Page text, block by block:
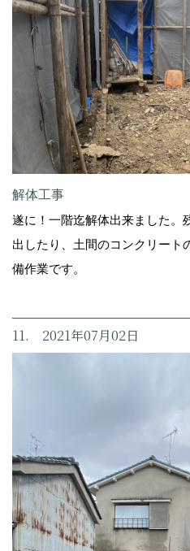
解体工事
遂に！一階迄解体出来ました。
出したり、土間のコンクリート
備作業です。
11. 2021年07月02日